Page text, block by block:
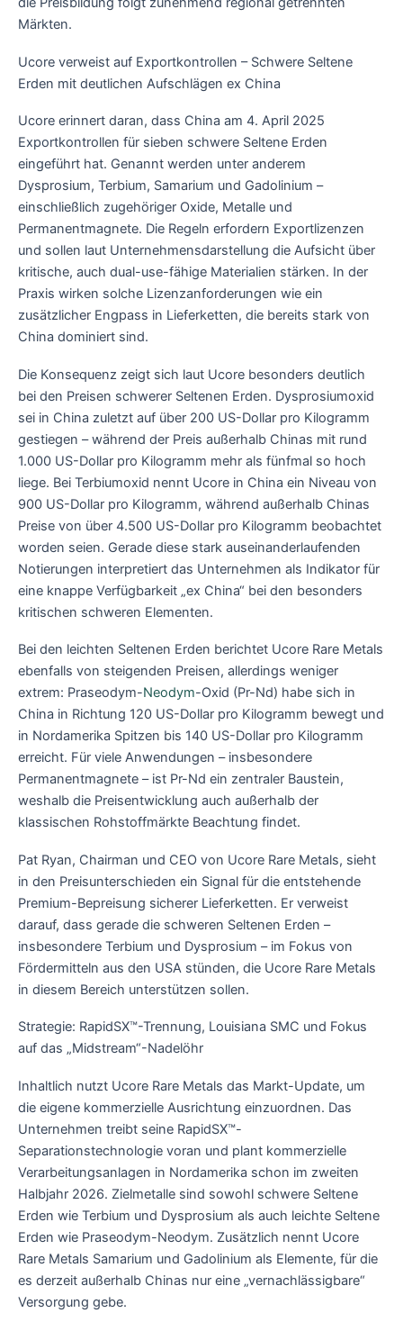
Märkten.
Ucore verweist auf Exportkontrollen – Schwere Seltene
Erden mit deutlichen Aufschlägen ex China
Ucore erinnert daran, dass China am 4. April 2025
Exportkontrollen für sieben schwere Seltene Erden
eingeführt hat. Genannt werden unter anderem
Dysprosium, Terbium, Samarium und Gadolinium –
einschließlich zugehöriger Oxide, Metalle und
Permanentmagnete. Die Regeln erfordern Exportlizenzen
und sollen laut Unternehmensdarstellung die Aufsicht über
kritische, auch dual-use-fähige Materialien stärken. In der
Praxis wirken solche Lizenzanforderungen wie ein
zusätzlicher Engpass in Lieferketten, die bereits stark von
China dominiert sind.
Die Konsequenz zeigt sich laut Ucore besonders deutlich
bei den Preisen schwerer Seltenen Erden. Dysprosiumoxid
sei in China zuletzt auf über 200 US-Dollar pro Kilogramm
gestiegen – während der Preis außerhalb Chinas mit rund
1.000 US-Dollar pro Kilogramm mehr als fünfmal so hoch
liege. Bei Terbiumoxid nennt Ucore in China ein Niveau von
900 US-Dollar pro Kilogramm, während außerhalb Chinas
Preise von über 4.500 US-Dollar pro Kilogramm beobachtet
worden seien. Gerade diese stark auseinanderlaufenden
Notierungen interpretiert das Unternehmen als Indikator für
eine knappe Verfügbarkeit „ex China“ bei den besonders
kritischen schweren Elementen.
Bei den leichten Seltenen Erden berichtet Ucore Rare Metals
ebenfalls von steigenden Preisen, allerdings weniger
extrem: Praseodym-Neodym-Oxid (Pr-Nd) habe sich in
China in Richtung 120 US-Dollar pro Kilogramm bewegt und
in Nordamerika Spitzen bis 140 US-Dollar pro Kilogramm
erreicht. Für viele Anwendungen – insbesondere
Permanentmagnete – ist Pr-Nd ein zentraler Baustein,
weshalb die Preisentwicklung auch außerhalb der
klassischen Rohstoffmärkte Beachtung findet.
Pat Ryan, Chairman und CEO von Ucore Rare Metals, sieht
in den Preisunterschieden ein Signal für die entstehende
Premium-Bepreisung sicherer Lieferketten. Er verweist
darauf, dass gerade die schweren Seltenen Erden –
insbesondere Terbium und Dysprosium – im Fokus von
Fördermitteln aus den USA stünden, die Ucore Rare Metals
in diesem Bereich unterstützen sollen.
Strategie: RapidSX™-Trennung, Louisiana SMC und Fokus
auf das „Midstream“-Nadelöhr
Inhaltlich nutzt Ucore Rare Metals das Markt-Update, um
die eigene kommerzielle Ausrichtung einzuordnen. Das
Unternehmen treibt seine RapidSX™-
Separationstechnologie voran und plant kommerzielle
Verarbeitungsanlagen in Nordamerika schon im zweiten
Halbjahr 2026. Zielmetalle sind sowohl schwere Seltene
Erden wie Terbium und Dysprosium als auch leichte Seltene
Erden wie Praseodym-Neodym. Zusätzlich nennt Ucore
Rare Metals Samarium und Gadolinium als Elemente, für die
es derzeit außerhalb Chinas nur eine „vernachlässigbare“
Versorgung gebe.